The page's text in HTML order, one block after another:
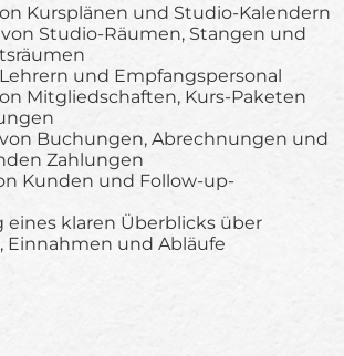
Kursplänen und Studio-Kalendern
Studio-Räumen, Stangen und
und Empfangspersonal
Mitgliedschaften, Kurs-Paketen
Buchungen, Abrechnungen und
Zahlungen
Kunden und Follow-up-
eines klaren Überblicks über
Einnahmen und Abläufe